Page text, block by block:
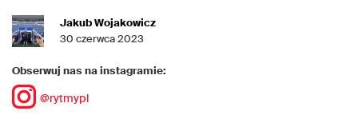
Jakub Wojakowicz
30 czerwca 2023
Obserwuj nas na instagramie:
@rytmypl